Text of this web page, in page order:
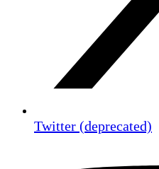
Twitter (deprecated)